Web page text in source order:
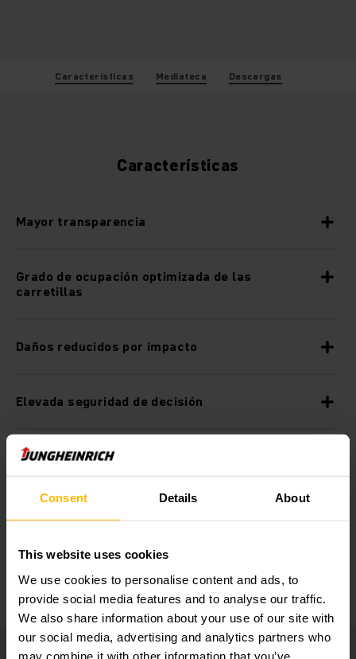
Consent Details About
This website uses cookies
We use cookies to personalise content and ads, to
provide social media features and to analyse our traffic.
We also share information about your use of our site with
our social media, advertising and analytics partners who
may combine it with other information that you’ve
Características Mediateca Descargas
Características
Mayor transparencia
Grado de ocupación optimizada de las
carretillas
Daños reducidos por impacto
Elevada seguridad de decisión
Análisis de datos personalizable